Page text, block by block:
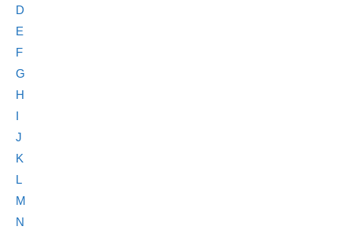
D
E
F
G
H
I
J
K
L
M
N